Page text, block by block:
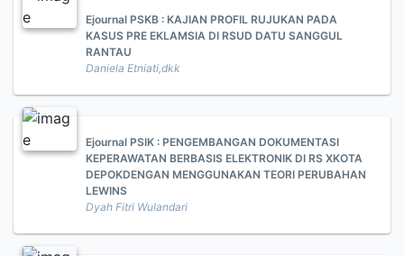
Ejournal PSKB : KAJIAN PROFIL RUJUKAN PADA
KASUS PRE EKLAMSIA DI RSUD DATU SANGGUL
RANTAU
Daniela Etniati,dkk
Ejournal PSIK : PENGEMBANGAN DOKUMENTASI
KEPERAWATAN BERBASIS ELEKTRONIK DI RS XKOTA
DEPOKDENGAN MENGGUNAKAN TEORI PERUBAHAN
LEWINS
Dyah Fitri Wulandari